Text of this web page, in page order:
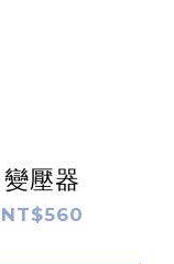
變壓器
NT$560